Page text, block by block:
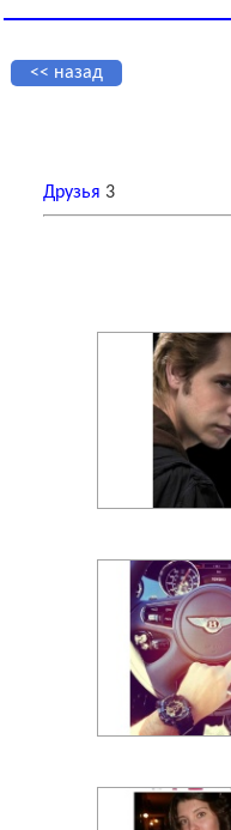
<< назад
Друзья 3
[увеличить фото]
[увеличить фото]